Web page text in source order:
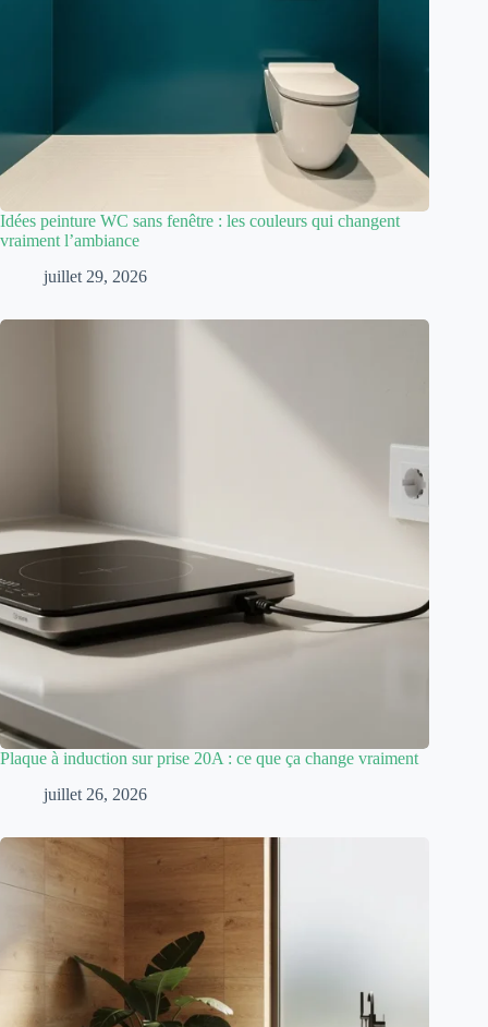
Idées peinture WC sans fenêtre : les couleurs qui changent
vraiment l’ambiance
juillet 29, 2026
Plaque à induction sur prise 20A : ce que ça change vraiment
juillet 26, 2026